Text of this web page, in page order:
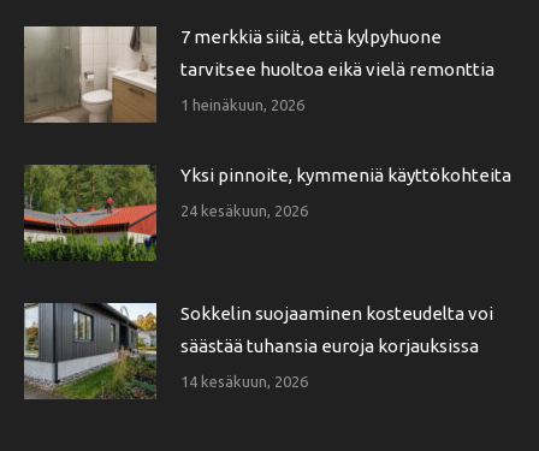
7 merkkiä siitä, että kylpyhuone
tarvitsee huoltoa eikä vielä remonttia
1 heinäkuun, 2026
Yksi pinnoite, kymmeniä käyttökohteita
24 kesäkuun, 2026
Sokkelin suojaaminen kosteudelta voi
säästää tuhansia euroja korjauksissa
14 kesäkuun, 2026